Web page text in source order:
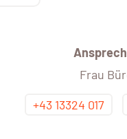
Frau
+43 13324 017